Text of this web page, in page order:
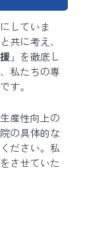
していま
共に考え、
」を徹底し
私たちの専
す。
産性向上の
の具体的な
ださい。私
させていた